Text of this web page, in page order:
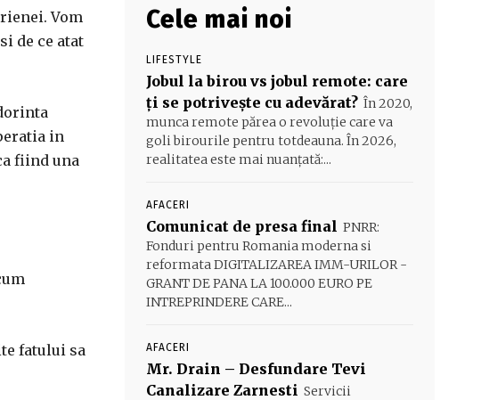
Vom
de ce atat
in
fiind una
fatului sa
Cele mai noi
LIFESTYLE
Jobul la birou vs jobul remote: care
ți se potrivește cu adevărat? În 2020,
munca remote părea o revoluție care va
goli birourile pentru totdeauna. În 2026,
realitatea este mai nuanțată:...
AFACERI
Comunicat de presa final PNRR:
Fonduri pentru Romania moderna si
reformata DIGITALIZAREA IMM-URILOR -
GRANT DE PANA LA 100.000 EURO PE
INTREPRINDERE CARE...
AFACERI
Mr. Drain – Desfundare Tevi
Canalizare Zarnesti Servicii